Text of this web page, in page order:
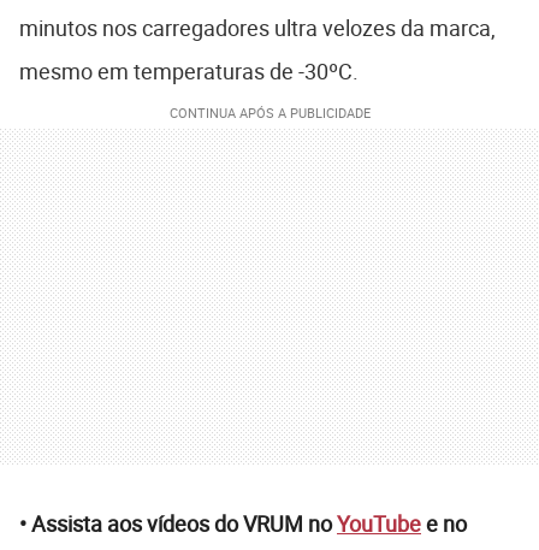
minutos nos carregadores ultra velozes da marca,
mesmo em temperaturas de -30ºC.
• Assista aos vídeos do VRUM noYouTubee no